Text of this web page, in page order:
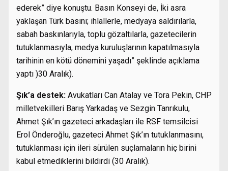
ederek” diye konuştu. Basın Konseyi de, İki asra
yaklaşan Türk basını; ihlallerle, medyaya saldırılarla,
sabah baskınlarıyla, toplu gözaltılarla, gazetecilerin
tutuklanmasıyla, medya kuruluşlarının kapatılmasıyla
tarihinin en kötü dönemini yaşadı” şeklinde açıklama
yaptı )30 Aralık).
Şık’a destek: Avukatları Can Atalay ve Tora Pekin, CHP
milletvekilleri Barış Yarkadaş ve Sezgin Tanrıkulu,
Ahmet Şık’ın gazeteci arkadaşları ile RSF temsilcisi
Erol Önderoğlu, gazeteci Ahmet Şık’ın tutuklanmasını,
tutuklanması için ileri sürülen suçlamaların hiç birini
kabul etmediklerini bildirdi (30 Aralık).